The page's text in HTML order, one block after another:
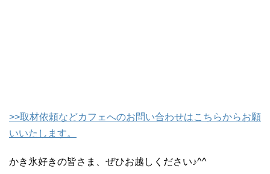
>>取材依頼などカフェへのお問い合わせはこちらからお願
いいたします。
かき氷好きの皆さま、ぜひお越しください♪^^